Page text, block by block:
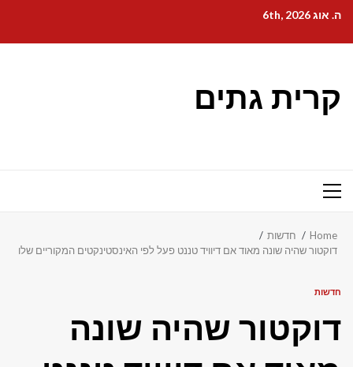
content
ה. אוג 6th, 2026
קרית גתים
Primary
Home
חדשות
דוקטור שהיה שונה מאוד אם דיוויד טננט פעל לפי האינסטינקטים המקוריים שלו
חדשות
דוקטור שהיה שונה